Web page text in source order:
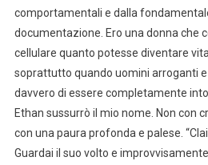
comportamentali e dalla
documentazione. Ero una donna che
cellulare quanto potesse diventare
soprattutto quando uomini arroganti
davvero di essere completamente
Ethan sussurrò il mio nome. Non con
con una paura profonda e palese.
Guardai il suo volto e